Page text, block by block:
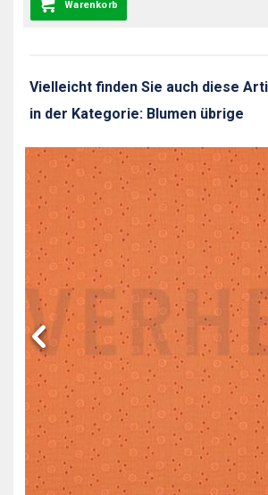
Warenkorb
Vielleicht finden Sie auch diese
in der Kategorie: Blumen übrige